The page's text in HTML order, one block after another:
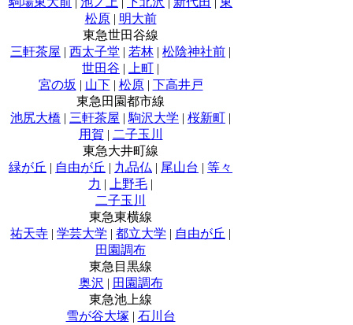
松原| 明大前
東急世田谷線
三軒茶屋 | 西太子堂 | 若林 | 松陰神社前 |
世田谷 | 上町 |
宮の坂 | 山下| 松原| 下高井戸
東急田園都市線
池尻大橋 | 三軒茶屋 | 駒沢大学 | 桜新町 |
用賀 | 二子玉川
東急大井町線
緑が丘 | 自由が丘 | 九品仏 | 尾山台 | 等々
力 | 上野毛 |
二子玉川
東急東横線
祐天寺 | 学芸大学 | 都立大学 | 自由が丘 |
田園調布
東急目黒線
奥沢 | 田園調布
東急池上線
雪が谷大塚 | 石川台